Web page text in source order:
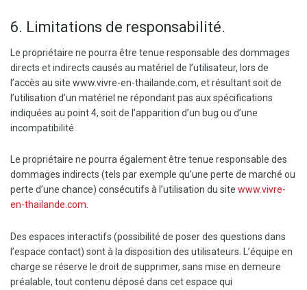
6. Limitations de responsabilité.
Le propriétaire ne pourra être tenue responsable des dommages
directs et indirects causés au matériel de l’utilisateur, lors de
l’accès au site www.vivre-en-thailande.com, et résultant soit de
l’utilisation d’un matériel ne répondant pas aux spécifications
indiquées au point 4, soit de l’apparition d’un bug ou d’une
incompatibilité.
Le propriétaire ne pourra également être tenue responsable des
dommages indirects (tels par exemple qu’une perte de marché ou
perte d’une chance) consécutifs à l’utilisation du site www.vivre-
en-thailande.com
Des espaces interactifs (possibilité de poser des questions dans
l’espace contact) sont à la disposition des utilisateurs. L’équipe en
charge se réserve le droit de supprimer, sans mise en demeure
préalable, tout contenu déposé dans cet espace qui